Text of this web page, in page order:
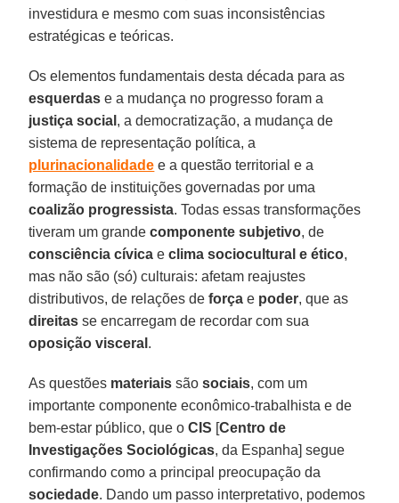
investidura e mesmo com suas inconsistências
estratégicas e teóricas.
Os elementos fundamentais desta década para as
esquerdas e a mudança no progresso foram a
justiça social , a democratização, a mudança de
sistema de representação política, a
plurinacionalidade e a questão territorial e a
formação de instituições governadas por uma
coalizão progressista. Todas essas transformações
tiveram um grandecomponente subjetivo, de
consciência cívica eclima sociocultural e ético,
mas não são (só) culturais: afetam reajustes
distributivos, de relações deforça e poder, que as
direitas se encarregam de recordar com sua
oposição visceral .
As questões materiais sãosociais, com um
importante componente econômico-trabalhista e de
bem-estar público, que oCIS [Centro de
Investigações Sociológicas, da Espanha] segue
confirmando como a principal preocupação da
sociedade. Dando um passo interpretativo, podemos